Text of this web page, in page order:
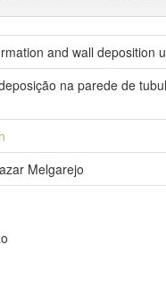
and wall deposition
na parede de
Melgarejo